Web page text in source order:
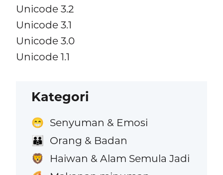
Unicode 3.2
Unicode 3.1
Unicode 3.0
Unicode 1.1
Kategori
😁 Senyuman & Emosi
👪 Orang & Badan
🦁 Haiwan & Alam Semula Jadi